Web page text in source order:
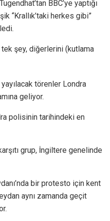
BBC’ye yaptığı
“Krallık’taki herkes gibi”
tek şey, diğerlerini (kutlama
törenler Londra
geliyor.
polisinin tarihindeki en
grup, İngiltere genelinde
bir protesto için kent
aynı zamanda geçit